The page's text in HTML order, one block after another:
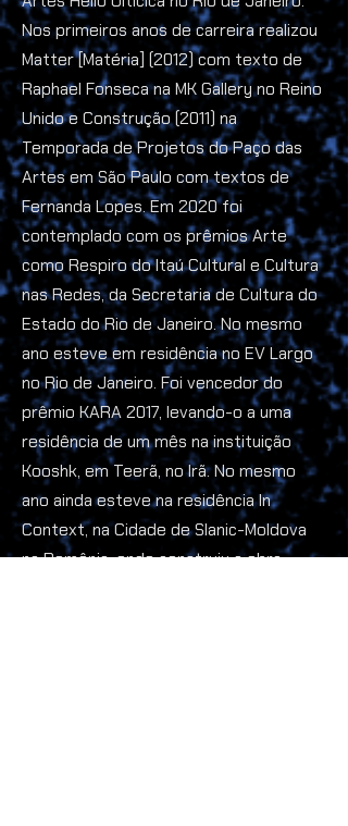
Nos primeiros anos de carreira realizou
Matter [Matéria] (2012) com texto de
Raphael Fonseca na MK Gallery no Reino
Unido e Construção (2011) na
Temporada de Projetos do Paço das
Artes em São Paulo com textos de
Fernanda Lopes. Em 2020 foi
contemplado com os prêmios Arte
como Respiro do Itaú Cultural e Cultura
nas Redes, da Secretaria de Cultura do
Estado do Rio de Janeiro. No mesmo
ano esteve em residência no EV Largo
no Rio de Janeiro. Foi vencedor do
prêmio KARA 2017, levando-o a uma
residência de um mês na instituição
Kooshk, em Teerã, no Irã. No mesmo
ano ainda esteve na residência In
Context, na Cidade de Slanic-Moldova
na Romênia, onde construiu a obra